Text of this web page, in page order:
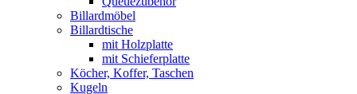
Billardmöbel
Billardtische
mit Holzplatte
mit Schieferplatte
Köcher, Koffer, Taschen
Kugeln